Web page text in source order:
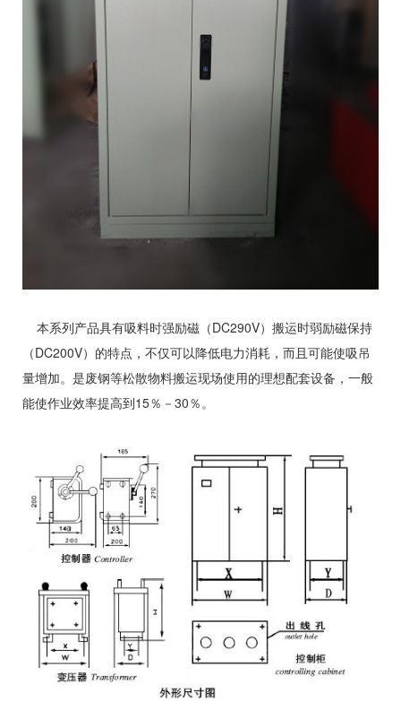
本系列产品具有吸料时强励磁（DC290V）搬运时弱励磁保持
（DC200V）的特点，不仅可以降低电力消耗，而且可能使吸吊
量增加。是废钢等松散物料搬运现场使用的理想配套设备，一般
能使作业效率提高到15％－30％。